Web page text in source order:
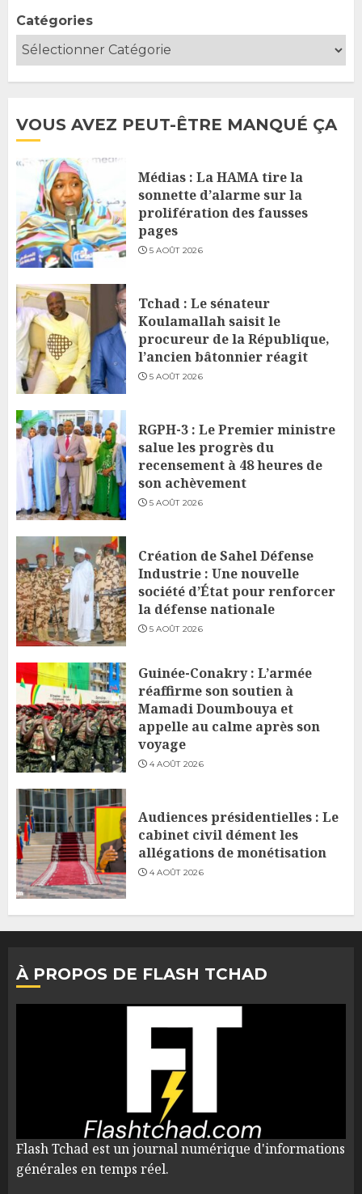
Catégories
VOUS AVEZ PEUT-ÊTRE MANQUÉ ÇA
Médias : La HAMA tire la
sonnette d’alarme sur la
prolifération des fausses
pages
5 AOÛT 2026
Tchad : Le sénateur
Koulamallah saisit le
procureur de la République,
l’ancien bâtonnier réagit
5 AOÛT 2026
RGPH-3 : Le Premier ministre
salue les progrès du
recensement à 48 heures de
son achèvement
5 AOÛT 2026
Création de Sahel Défense
Industrie : Une nouvelle
société d’État pour renforcer
la défense nationale
5 AOÛT 2026
Guinée-Conakry : L’armée
réaffirme son soutien à
Mamadi Doumbouya et
appelle au calme après son
voyage
4 AOÛT 2026
Audiences présidentielles : Le
cabinet civil dément les
allégations de monétisation
4 AOÛT 2026
À PROPOS DE FLASH TCHAD
Flash Tchad est un journal numérique d'informations
générales en temps réel.